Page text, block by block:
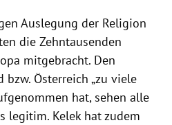
Auslegung der Religion
die Zehntausenden
mitgebracht. Den
bzw. Österreich „zu viele
hat, sehen alle
legitim. Kelekhat zudem